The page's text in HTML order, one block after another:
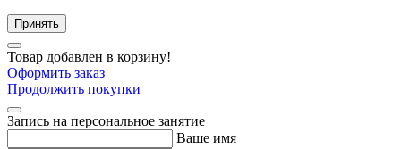
Принять
Товар добавлен в корзину!
Оформить заказ
Продолжить покупки
Запись на персональное занятие
Ваше имя